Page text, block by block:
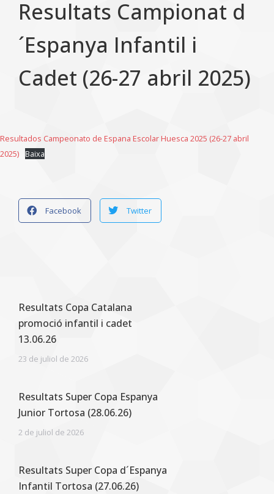
Resultats Campionat d
´Espanya Infantil i
Cadet (26-27 abril 2025)
Resultados Campeonato de Espana Escolar Huesca 2025 (26-27 abril
2025) Baixa
Facebook Twitter
Resultats Copa Catalana
promoció infantil i cadet
13.06.26
23 de juliol de 2026
Resultats Super Copa Espanya
Junior Tortosa (28.06.26)
2 de juliol de 2026
Resultats Super Copa d´Espanya
Infantil Tortosa (27.06.26)